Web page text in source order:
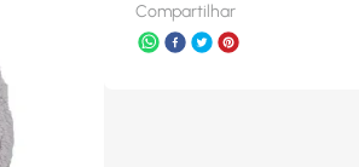
Compartilhar